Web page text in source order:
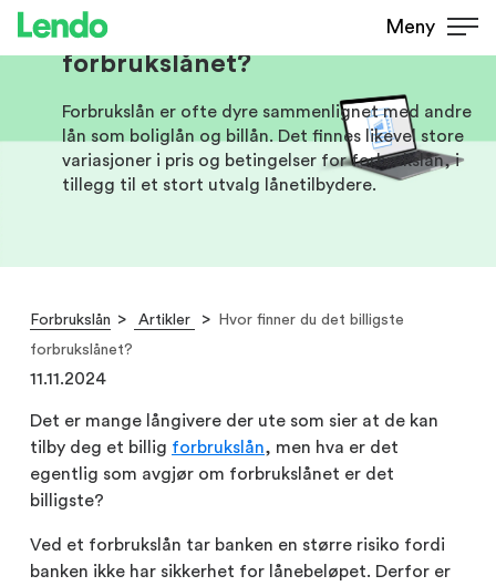
Meny
Hvor finner du det billigste
forbrukslånet?
Forbrukslån er ofte dyre sammenlignet med andre
lån som boliglån og billån. Det finnes likevel store
variasjoner i pris og betingelser for forbrukslån, i
tillegg til et stort utvalg lånetilbydere.
Forbrukslån Artikler
Hvor finner du det billigste
forbrukslånet?
11.11.2024
Det er mange långivere der ute som sier at de kan
tilby deg et billig forbrukslån, men hva er det
egentlig som avgjør om forbrukslånet er det
billigste?
Ved et forbrukslån tar banken en større risiko fordi
banken ikke har sikkerhet for lånebeløpet. Derfor er